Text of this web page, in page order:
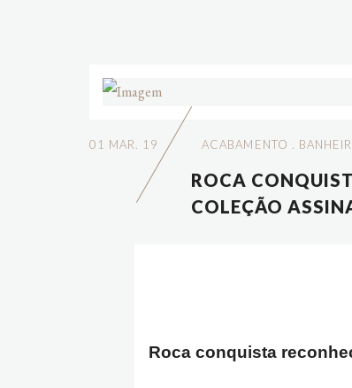
01 MAR. 19 ACABAMENTO
ROCA
COLEÇÃO
Roca conquista